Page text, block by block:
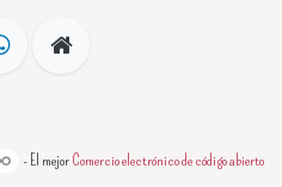
- El mejorComercio electrónico de código abierto